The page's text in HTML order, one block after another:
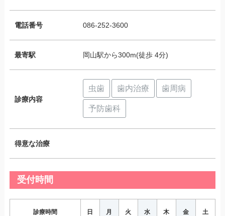
電話番号 086-252-3600
最寄駅 岡山駅から300m(徒歩 4分)
診療内容
虫歯 歯内治療 歯周病
予防歯科
得意な治療
受付時間
診療時間 日 月 火 水 木 金 土